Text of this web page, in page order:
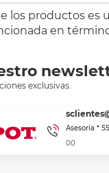
los productos es
en
exclusivas.
Asesoría *
00